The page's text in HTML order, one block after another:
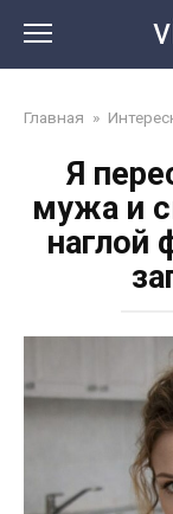
контенту
Главная »
Я
мужа и
наглой